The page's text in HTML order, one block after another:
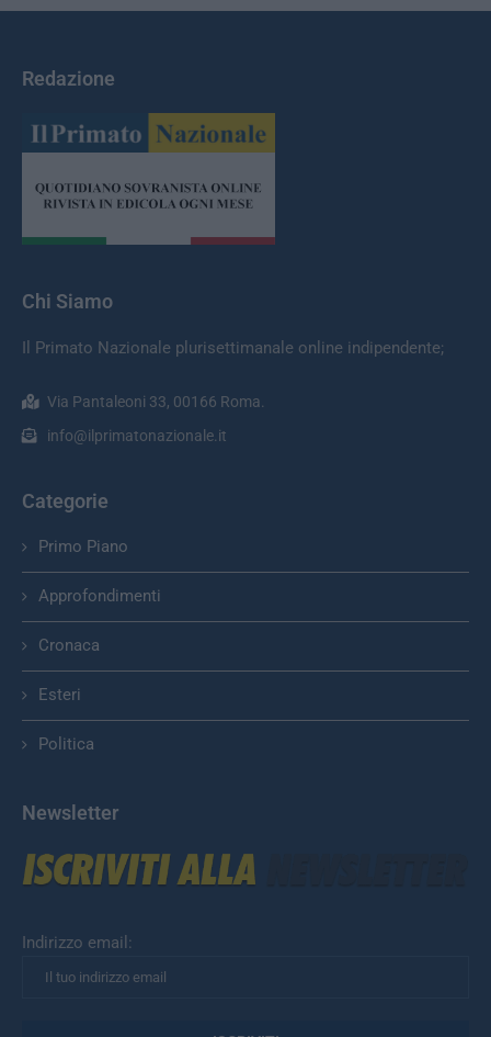
Redazione
Chi Siamo
Il Primato Nazionale plurisettimanale online indipendente;
Via Pantaleoni 33, 00166 Roma.
info@ilprimatonazionale.it
Categorie
Primo Piano
Approfondimenti
Cronaca
Esteri
Politica
Newsletter
Indirizzo email: